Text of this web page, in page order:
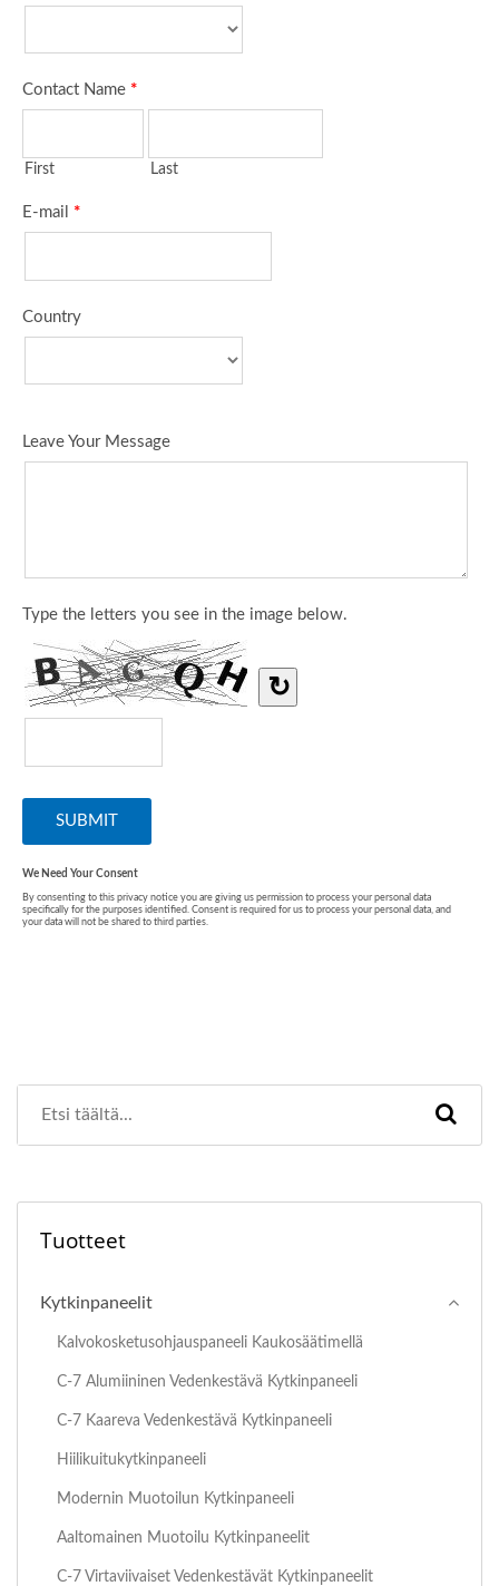
Tuotteet
Kytkinpaneelit
Kalvokosketusohjauspaneeli Kaukosäätimellä
C-7 Alumiininen Vedenkestävä Kytkinpaneeli
C-7 Kaareva Vedenkestävä Kytkinpaneeli
Hiilikuitukytkinpaneeli
Modernin Muotoilun Kytkinpaneeli
Aaltomainen Muotoilu Kytkinpaneelit
C-7 Virtaviivaiset Vedenkestävät Kytkinpaneelit